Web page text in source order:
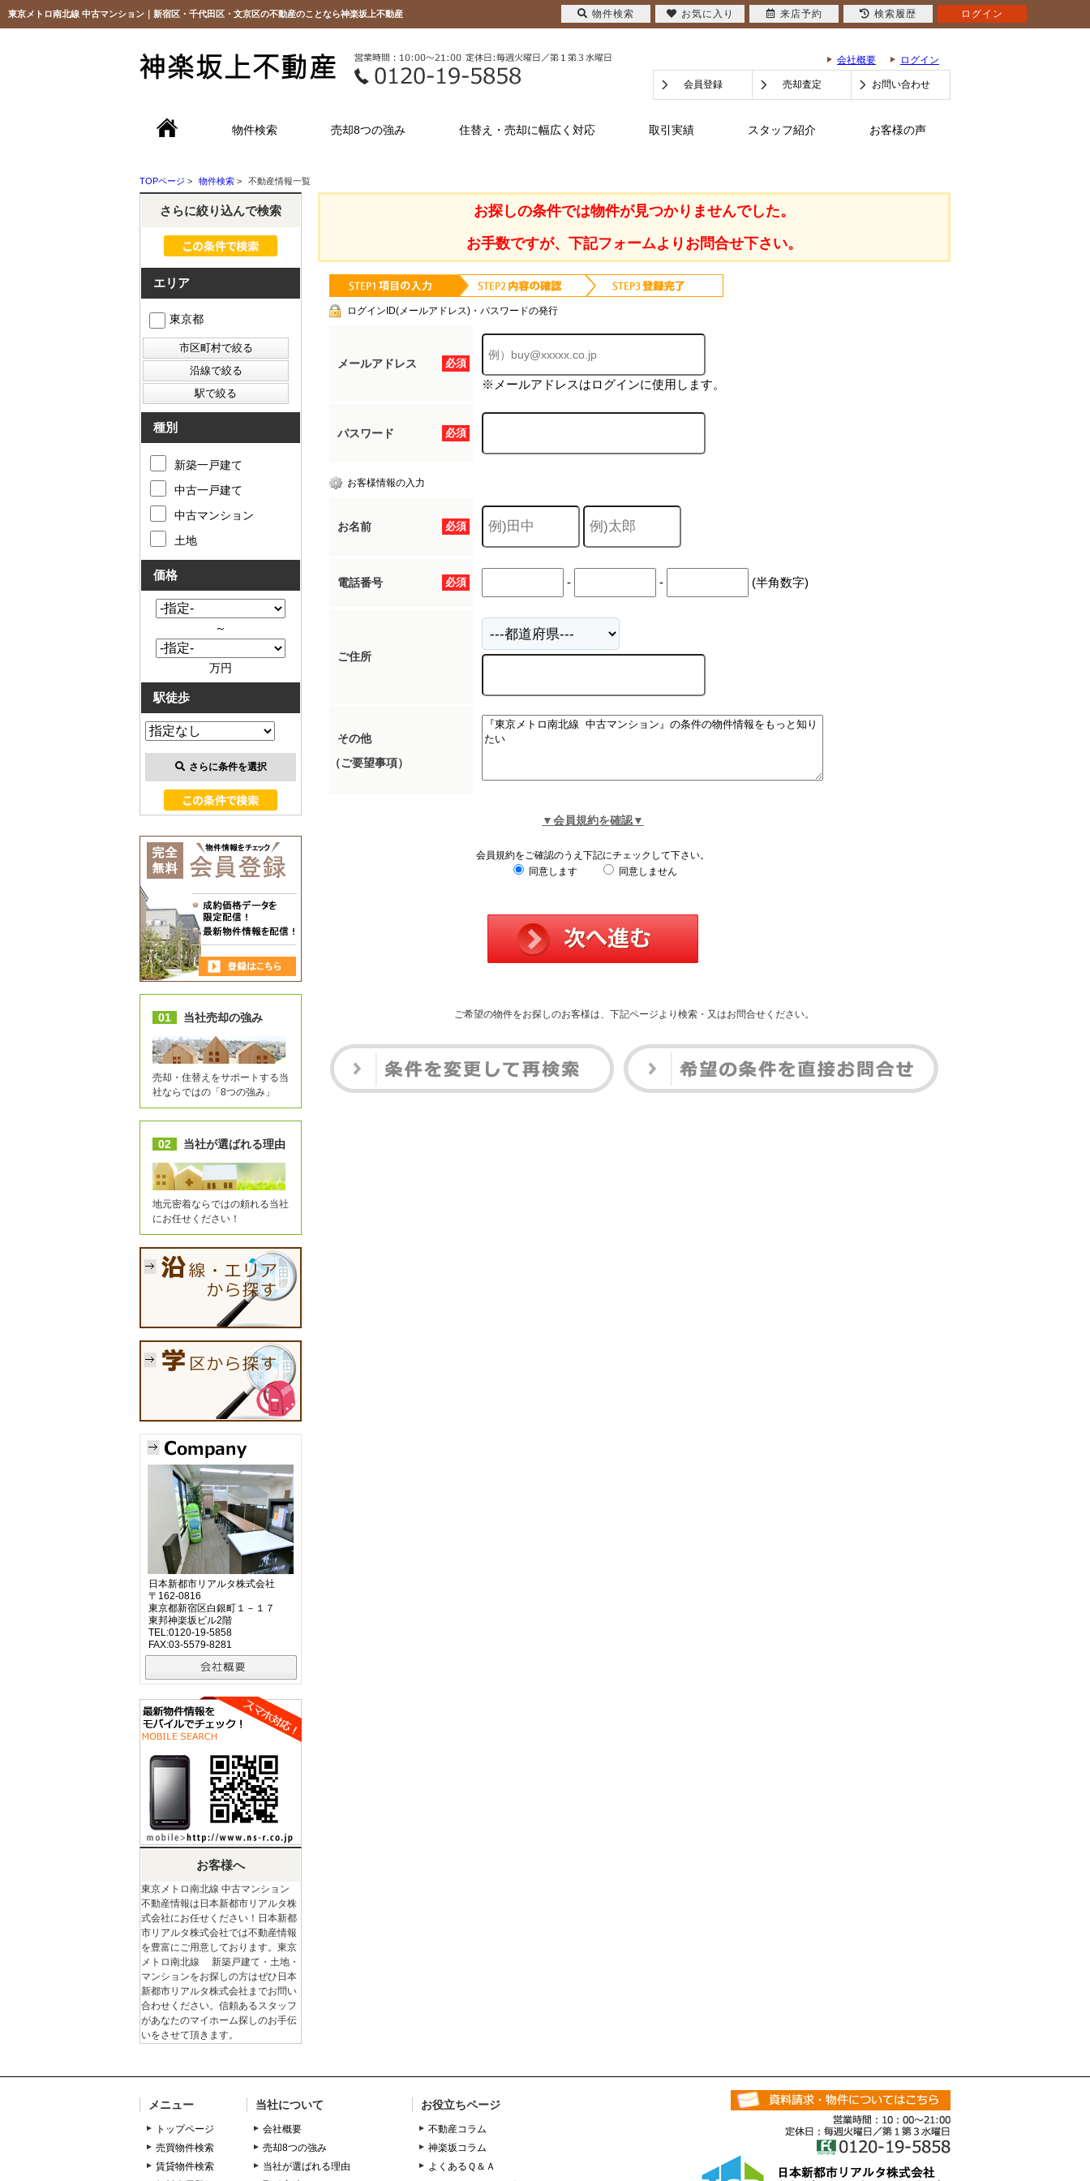
東京メトロ南北線 中古マンション｜新宿区・千代田区・文京区の不動産のことなら神楽坂上不動産
会社概要 ログイン
会員登録 売却査定 お問い合わせ
物件検索 売却8つの強み 住替え・売却に幅広く対応 取引実績 スタッフ紹介 お客様の声
TOPページ > 物件検索 > 不動産情報一覧
お探しの条件では物件が見つかりませんでした。
お手数ですが、下記フォームよりお問合せ下さい。
ログインID(メールアドレス)・パスワードの発行
必須
メールアドレス
※メールアドレスはログインに使用します。
必須
パスワード
お客様情報の入力
必須
お名前
必須
電話番号 - - (半角数字)
ご住所
その他
（ご要望事項）
▼会員規約を確認▼
会員規約をご確認のうえ下記にチェックして下さい。
同意します
同意しません
ご希望の物件をお探しのお客様は、下記ページより検索・又はお問合せください。
さらに絞り込んで検索
エリア
東京都
種別
新築一戸建て
中古一戸建て
中古マンション
土地
価格
～
万円
駅徒歩
さらに条件を選択
01 当社売却の強み
売却・住替えをサポートする当
社ならではの「8つの強み」
02 当社が選ばれる理由
地元密着ならではの頼れる当社
にお任せください！
日本新都市リアルタ株式会社
〒162-0816
東京都新宿区白銀町１－１７
東邦神楽坂ビル2階
TEL:0120-19-5858
FAX:03-5579-8281
お客様へ
東京メトロ南北線 中古マンション
不動産情報は日本新都市リアルタ株
式会社にお任せください！日本新都
市リアルタ株式会社では不動産情報
を豊富にご用意しております。東京
メトロ南北線 新築戸建て・土地・
マンションをお探しの方はぜひ日本
新都市リアルタ株式会社までお問い
合わせください。信頼あるスタッフ
があなたのマイホーム探しのお手伝
いをさせて頂きます。
メニュー
トップページ
売買物件検索
賃貸物件検索
当社について
会社概要
売却8つの強み
当社が選ばれる理由
お役立ちページ
不動産コラム
神楽坂コラム
よくあるＱ＆Ａ
物件検索 お気に入り 来店予約 検索履歴 ログイン